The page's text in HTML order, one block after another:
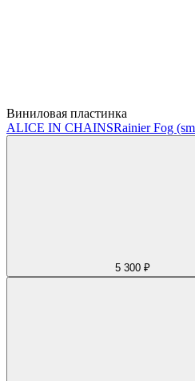
Виниловая пластинка
ALICE IN CHAINSRainier Fog
5 300 ₽